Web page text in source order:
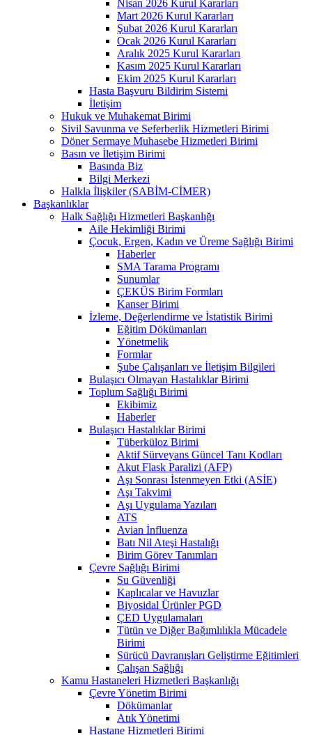
Nisan 2026 Kurul Kararları
Mart 2026 Kurul Kararları
Şubat 2026 Kurul Kararları
Ocak 2026 Kurul Kararları
Aralık 2025 Kurul Kararları
Kasım 2025 Kurul Kararları
Ekim 2025 Kurul Kararları
Hasta Başvuru Bildirim Sistemi
İletişim
Hukuk ve Muhakemat Birimi
Sivil Savunma ve Seferberlik Hizmetleri Birimi
Döner Sermaye Muhasebe Hizmetleri Birimi
Basın ve İletişim Birimi
Basında Biz
Bilgi Merkezi
Halkla İlişkiler (SABİM-CİMER)
Başkanlıklar
Halk Sağlığı Hizmetleri Başkanlığı
Aile Hekimliği Birimi
Çocuk, Ergen, Kadın ve Üreme Sağlığı Birimi
Haberler
SMA Tarama Programı
Sunumlar
ÇEKÜS Birim Formları
Kanser Birimi
İzleme, Değerlendirme ve İstatistik Birimi
Eğitim Dökümanları
Yönetmelik
Formlar
Şube Çalışanları ve İletişim Bilgileri
Bulaşıcı Olmayan Hastalıklar Birimi
Toplum Sağlığı Birimi
Ekibimiz
Haberler
Bulaşıcı Hastalıklar Birimi
Tüberküloz Birimi
Aktif Sürveyans Güncel Tanı Kodları
Akut Flask Paralizi (AFP)
Aşı Sonrası İstenmeyen Etki (ASİE)
Aşı Takvimi
Aşı Uygulama Yazıları
ATS
Avian İnfluenza
Batı Nil Ateşi Hastalığı
Birim Görev Tanımları
Çevre Sağlığı Birimi
Su Güvenliği
Kaplıcalar ve Havuzlar
Biyosidal Ürünler PGD
ÇED Uygulamaları
Tütün ve Diğer Bağımlılıkla Mücadele
Birimi
Sürücü Davranışları Geliştirme Eğitimleri
Çalışan Sağlığı
Kamu Hastaneleri Hizmetleri Başkanlığı
Çevre Yönetim Birimi
Dökümanlar
Atık Yönetimi
Hastane Hizmetleri Birimi